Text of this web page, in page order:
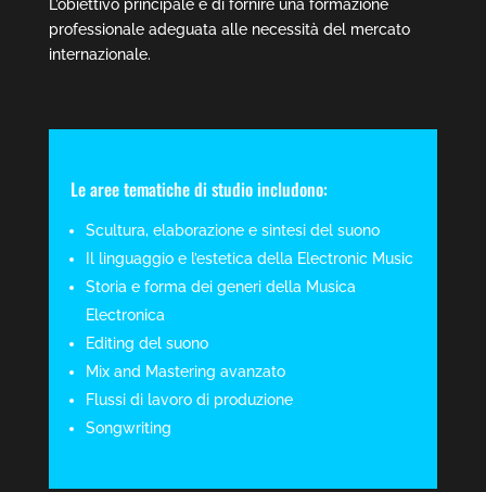
L’obiettivo principale è di fornire una formazione
professionale adeguata alle necessità del mercato
internazionale.
Le aree tematiche di studio includono:
Scultura, elaborazione e sintesi del suono
Il linguaggio e l’estetica della Electronic Music
Storia e forma dei generi della Musica
Electronica
Editing del suono
Mix and Mastering avanzato
Flussi di lavoro di produzione
Songwriting